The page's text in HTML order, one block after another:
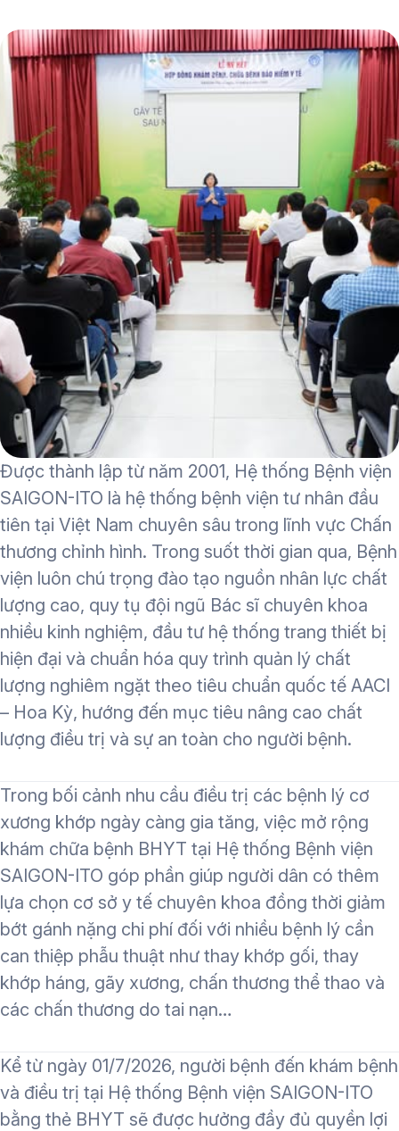
Được thành lập từ năm 2001, Hệ thống Bệnh viện
SAIGON-ITO là hệ thống bệnh viện tư nhân đầu
tiên tại Việt Nam chuyên sâu trong lĩnh vực Chấn
thương chỉnh hình. Trong suốt thời gian qua, Bệnh
viện luôn chú trọng đào tạo nguồn nhân lực chất
lượng cao, quy tụ đội ngũ Bác sĩ chuyên khoa
nhiều kinh nghiệm, đầu tư hệ thống trang thiết bị
hiện đại và chuẩn hóa quy trình quản lý chất
lượng nghiêm ngặt theo tiêu chuẩn quốc tế AACI
– Hoa Kỳ, hướng đến mục tiêu nâng cao chất
lượng điều trị và sự an toàn cho người bệnh.
Trong bối cảnh nhu cầu điều trị các bệnh lý cơ
xương khớp ngày càng gia tăng, việc mở rộng
khám chữa bệnh BHYT tại Hệ thống Bệnh viện
SAIGON-ITO góp phần giúp người dân có thêm
lựa chọn cơ sở y tế chuyên khoa đồng thời giảm
bớt gánh nặng chi phí đối với nhiều bệnh lý cần
can thiệp phẫu thuật như thay khớp gối, thay
khớp háng, gãy xương, chấn thương thể thao và
các chấn thương do tai nạn…
Kể từ ngày 01/7/2026, người bệnh đến khám bệnh
và điều trị tại Hệ thống Bệnh viện SAIGON-ITO
bằng thẻ BHYT sẽ được hưởng đầy đủ quyền lợi